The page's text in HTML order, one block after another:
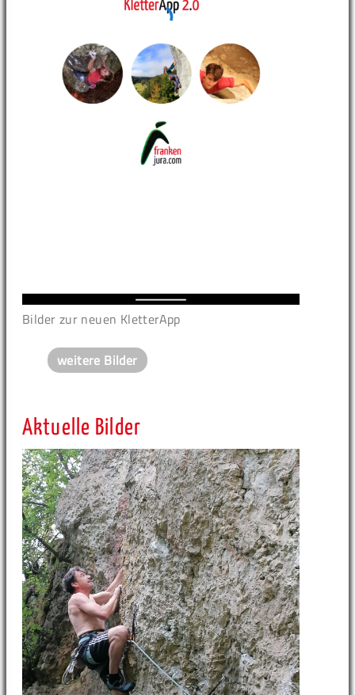
Bilder zur neuen KletterApp
weitere Bilder
Aktuelle Bilder